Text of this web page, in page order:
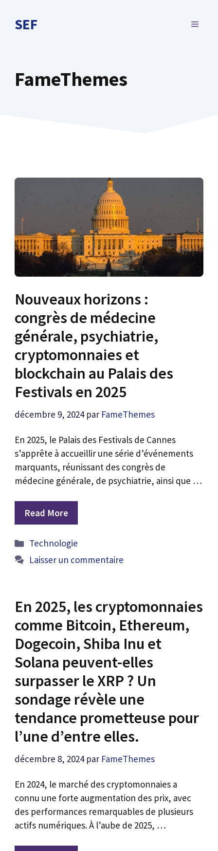
SEF MENU
FameThemes
Nouveaux horizons :
congrès de médecine
générale, psychiatrie,
cryptomonnaies et
blockchain au Palais des
Festivals en 2025
décembre 9, 2024 par FameThemes
En 2025, le Palais des Festivals de Cannes
s’apprête à accueillir une série d’événements
marquants, réunissant des congrès de
médecine générale, de psychiatrie, ainsi que …
Read More
Catégories
Technologie
Laisser un commentaire
En 2025, les cryptomonnaies
comme Bitcoin, Ethereum,
Dogecoin, Shiba Inu et
Solana peuvent-elles
surpasser le XRP ? Un
sondage révèle une
tendance prometteuse pour
l’une d’entre elles.
décembre 8, 2024 par FameThemes
En 2024, le marché des cryptomonnaies a
connu une forte augmentation des prix, avec
des performances remarquables de plusieurs
actifs numériques. À l’aube de 2025, …